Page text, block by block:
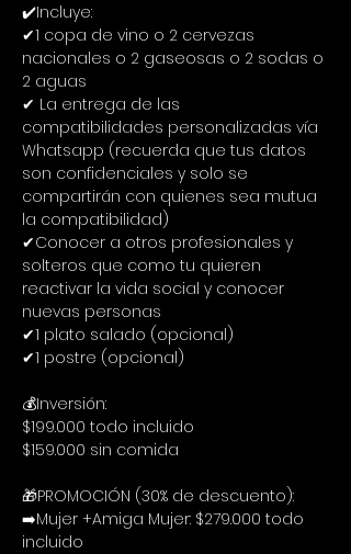
✔️Incluye:
✔1 copa de vino o 2 cervezas
nacionales o 2 gaseosas o 2 sodas o
2 aguas
✔ La entrega de las
compatibilidades personalizadas vía
Whatsapp (recuerda que tus datos
son confidenciales y solo se
compartirán con quienes sea mutua
la compatibilidad)
✔Conocer a otros profesionales y
solteros que como tu quieren
reactivar la vida social y conocer
nuevas personas
✔1 plato salado (opcional)
✔1 postre (opcional)
💰Inversión:
$199.000 todo incluido
$159.000 sin comida
🎁PROMOCIÓN (30% de descuento):
➡️Mujer +Amiga Mujer: $279.000 todo
incluido